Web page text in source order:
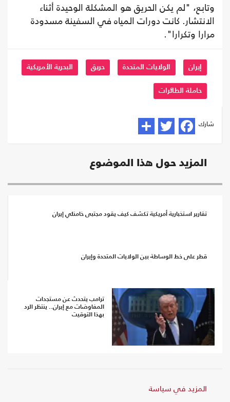
وتابع، "لم يكن الحريق هو المشكلة الوحيدة أثناء
الانتشار. كانت دورات المياه في السفينة مسدودة
مرارا وتكرارا".
إيران الولايات المتحدة حريق البحرية الأمريكية
حاملة الطائرات
شارك
المزيد حول هذا الموضوع
تقارير استخبارية أمريكية تكشف كيف يقود مجتبى خامنئي إيران
قطر على خط الوساطة بين الولايات المتحدة وإيران
ترامب يتحدث عن مستجدات
المفاوضات مع إيران.. ينتظر الرد
بهذا التوقيت
المزيد في سياسة